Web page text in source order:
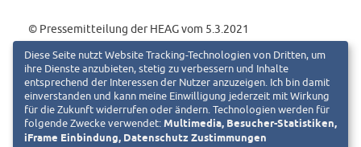
© Pressemitteilung der HEAG vom 5.3.2021
Diese Seite nutzt Website Tracking-Technologien von Dritten, um
ihre Dienste anzubieten, stetig zu verbessern und Inhalte
entsprechend der Interessen der Nutzer anzuzeigen. Ich bin damit
einverstanden und kann meine Einwilligung jederzeit mit Wirkung
für die Zukunft widerrufen oder ändern. Technologien werden für
folgende Zwecke verwendet: Multimedia, Besucher-Statistiken,
iFrame Einbindung, Datenschutz Zustimmungen